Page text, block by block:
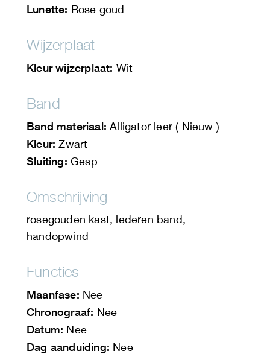
Lunette: Rose goud
Wijzerplaat
Kleur wijzerplaat: Wit
Band
Band materiaal: Alligator leer ( Nieuw )
Kleur: Zwart
Sluiting: Gesp
Omschrijving
rosegouden kast, lederen band,
handopwind
Functies
Maanfase: Nee
Chronograaf: Nee
Datum: Nee
Dag aanduiding: Nee